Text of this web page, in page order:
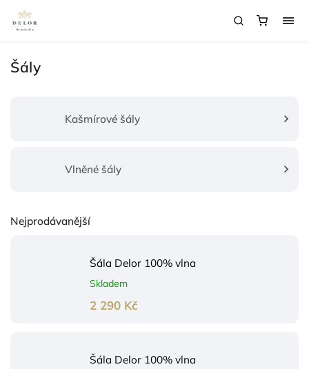
Šály
Kašmírové šály
Vlněné šály
Nejprodávanější
Šála Delor 100% vlna
Skladem
2 290 Kč
Šála Delor 100% vlna